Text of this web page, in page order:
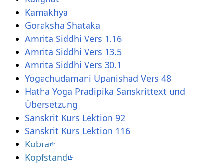
Kamakhya
Goraksha Shataka
Amrita Siddhi Vers 1.16
Amrita Siddhi Vers 13.5
Amrita Siddhi Vers 30.1
Yogachudamani Upanishad Vers 48
Hatha Yoga Pradipika Sanskrittext und
Übersetzung
Sanskrit Kurs Lektion 92
Sanskrit Kurs Lektion 116
Kobra
Kopfstand